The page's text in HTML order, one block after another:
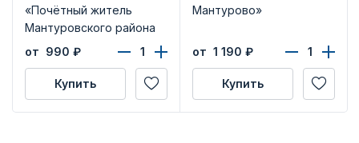
«Почётный житель
Мантуровского района
Костромской области»
от 990 ₽
Купить
Мантурово»
от 1 190 ₽
Купить